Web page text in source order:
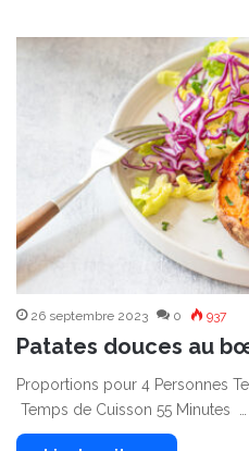
26 septembre 2023 0 937
Patates douces au
Proportions pour 4 Personnes
Temps de Cuisson 55 Minutes …